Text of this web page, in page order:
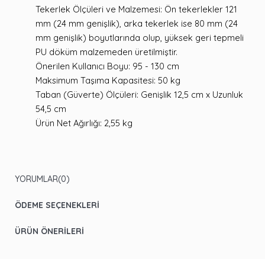
Tekerlek Ölçüleri ve Malzemesi: Ön tekerlekler 121
mm (24 mm genişlik), arka tekerlek ise 80 mm (24
mm genişlik) boyutlarında olup, yüksek geri tepmeli
PU döküm malzemeden üretilmiştir.
Önerilen Kullanıcı Boyu: 95 - 130 cm
Maksimum Taşıma Kapasitesi: 50 kg
Taban (Güverte) Ölçüleri: Genişlik 12,5 cm x Uzunluk
54,5 cm
Ürün Net Ağırlığı: 2,55 kg
YORUMLAR(0)
ÖDEME SEÇENEKLERI
ÜRÜN ÖNERILERI